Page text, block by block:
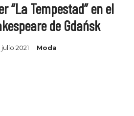
“La Tempestad” en el
de Gdańsk
julio 2021 Moda